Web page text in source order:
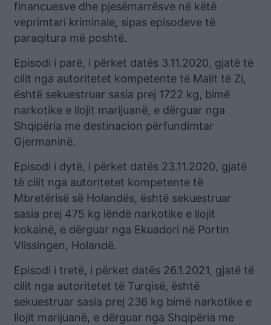
financuesve dhe pjesëmarrësve në këtë
veprimtari kriminale, sipas episodeve të
paraqitura më poshtë.
Episodi i parë, i përket datës 3.11.2020, gjatë të
cilit nga autoritetet kompetente të Malit të Zi,
është sekuestruar sasia prej 1722 kg, bimë
narkotike e llojit marijuanë, e dërguar nga
Shqipëria me destinacion përfundimtar
Gjermaninë.
Episodi i dytë, i përket datës 23.11.2020, gjatë
të cilit nga autoritetet kompetente të
Mbretërisë së Holandës, është sekuestruar
sasia prej 475 kg lëndë narkotike e llojit
kokainë, e dërguar nga Ekuadori në Portin
Vlissingen, Holandë.
Episodi i tretë, i përket datës 26.1.2021, gjatë të
cilit nga autoritetet të Turqisë, është
sekuestruar sasia prej 236 kg bimë narkotike e
llojit marijuanë, e dërguar nga Shqipëria me